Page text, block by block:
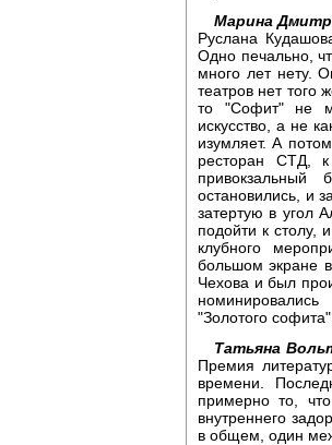
Марина
Руслана
Одно печально,
много лет нету.
театров нет того
то "Софит" не
искусство, а не
изумляет. А
ресторан СТД,
остановились, и
затертую в угол
подойти к столу,
клубного
большом экране
Чехова и был
"Золотого
Татьяна
Премия
времени.
примерно то,
внутреннего
в общем, один